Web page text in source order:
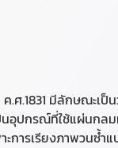
ค.ศ.1831 มีลักษณะเ
อุปกรณ์ที่ใช้แผ่นกล
การเรียงภาพวนซ้ำ